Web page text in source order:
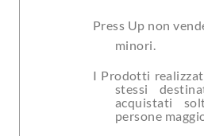
Press Up non vende i propri Prodotti ai
minori.
I Prodotti realizzati per i bambini e agli
stessi
acquistati
persone